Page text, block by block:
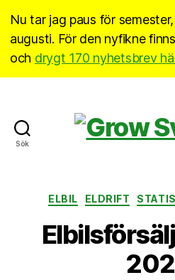
Nu tar jag paus för
augusti. För den nyfikne finns
och drygt 170 nyhetsbrev
Sök
ELBIL ELDRIFT